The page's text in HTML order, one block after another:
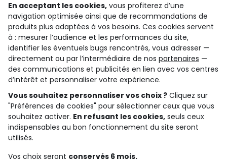
qui sommes-nous ?
besoin d'aide ?
le club fidélité
notre catalogue
Conditions générales de ventes et d'utilisation
Conditions d’utilisation des réseaux sociaux
Politique de confidentialité
Cookies et données personnelles
En acceptant les cookies, vous profiterez d’une
navigation optimisée ainsi que de recommandations de
produits plus adaptées à vos besoins. Ces cookies servent
à : mesurer l’audience et les performances du site,
identifier les éventuels bugs rencontrés, vous adresser —
directement ou par l’intermédiaire de nos partenaires —
des communications et publicités en lien avec vos centres
d’intérêt et personnaliser votre expérience.
Vous souhaitez personnaliser vos choix ? Cliquez sur
"Préférences de cookies" pour sélectionner ceux que vous
souhaitez activer. En refusant les cookies, seuls ceux
indispensables au bon fonctionnement du site seront
utilisés.
Vos choix seront conservés 6 mois.